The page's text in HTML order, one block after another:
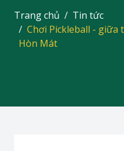
Trang chủ
Tin tức
Chơi Pickleball - giữa
Hòn Mát